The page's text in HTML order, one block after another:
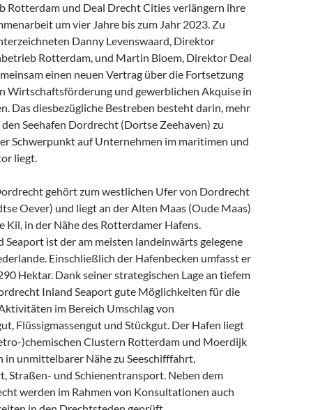
Rotterdam und Deal Drecht Cities verlängern ihre
um vier Jahre bis zum Jahr 2023. Zu
Danny Levenswaard, Direktor
Rotterdam, und Martin Bloem, Direktor Deal
einen neuen Vertrag über die Fortsetzung
Wirtschaftsförderung und gewerblichen Akquise in
Das diesbezügliche Bestreben besteht darin, mehr
Seehafen Dordrecht (Dortse Zeehaven) zu
Schwerpunkt auf Unternehmen im maritimen und
liegt.
gehört zum westlichen Ufer von Dordrecht
Oever) und liegt an der Alten Maas (Oude Maas)
Kil, in der Nähe des Rotterdamer Hafens.
Seaport ist der am meisten landeinwärts gelegene
Einschließlich der Hafenbecken umfasst er
Hektar. Dank seiner strategischen Lage an tiefem
Inland Seaport gute Möglichkeiten für die
im Bereich Umschlag von
Flüssigmassengut und Stückgut. Der Hafen liegt
)chemischen Clustern Rotterdam und Moerdijk
in unmittelbarer Nähe zu Seeschifffahrt,
Straßen- und Schienentransport. Neben dem
werden im Rahmen von Konsultationen auch